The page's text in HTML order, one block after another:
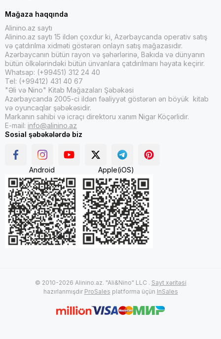
Mağaza haqqında
Alinino.az saytı
Alinino.az saytı 15 ildən çoxdur ki, Azərbaycanda operativ satış
və çatdırılma xidməti göstərən onlayn satış mağazasıdır.
Azərbaycanın bütün rayon və şəhərlərinə, Bakıda və dünyanın
bütün ölkələrindəki bütün ünvanlara çatdırılmanı həyata keçirir.
Whatsap: (+99451) 312 24 40
Tel: (+99412) 431 40 67
"Əli və Nino" Kitab Mağazaları Şəbəkəsi
Azərbaycanda 2005-ci ildən fəaliyyət göstərən ən böyük kitab
və oyuncaqlar şəbəkəsidir.
Markanın sahibi və icraçı direktoru xanım Nigar Köçərlidir.
E-mail: info@alinino.az
Sosial şəbəkələrdə biz
Android Apple(iOS)
© 2010-2026 Alinino.az. "Ali&Nino" LLC . Sayt xəritəsi
hazırlanmışdır ProSales platforma üçün InSales